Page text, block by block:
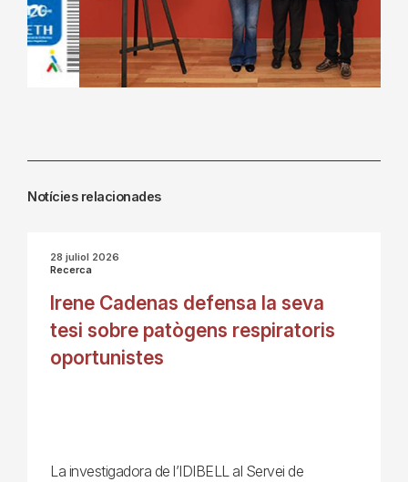
Notícies relacionades
28 juliol 2026
Recerca
Irene Cadenas defensa la seva
tesi sobre patògens respiratoris
oportunistes
La investigadora de l’IDIBELL al Servei de